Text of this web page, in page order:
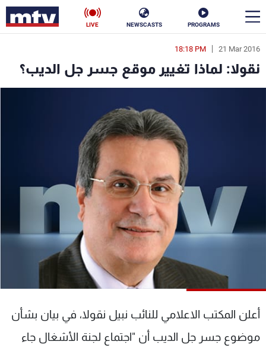
PROGRAMS
NEWSCASTS
LIVE
21 Mar 2016
18:18 PM
نقولا: لماذا تغيير موقع جسر جل الديب؟
أعلن المكتب الاعلامي للنائب نبيل نقولا، في بيان بشأن
موضوع جسر جل الديب أن "اجتماع لجنة الأشغال جاء
en
الأخبار
ناس
فن
رياضة
كأس العالم
شاهد البرامج
الترددات
الإنـتـاج
وظائف
تواصل معنا